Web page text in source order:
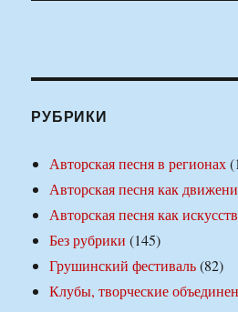
РУБРИКИ
Авторская песня в регионах
Авторская песня как
Авторская песня как
Без рубрики (145)
Грушинский фестиваль(82)
Клубы, творческие